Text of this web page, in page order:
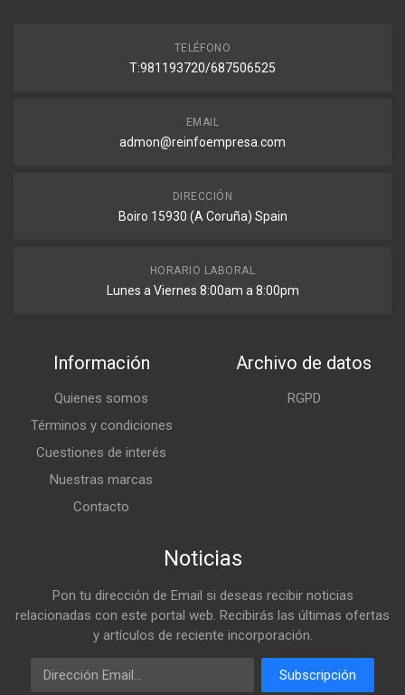
TELÉFONO
T:981193720/687506525
EMAIL
admon@reinfoempresa.com
DIRECCIÓN
Boiro 15930 (A Coruña) Spain
HORARIO LABORAL
Lunes a Viernes 8:00am a 8:00pm
Información
Quienes somos
Términos y condiciones
Cuestiones de interés
Nuestras marcas
Contacto
Archivo de datos
RGPD
Noticias
Pon tu dirección de Email si deseas recibir noticias
relacionadas con este portal web. Recibirás las últimas ofertas
y artículos de reciente incorporación.
Email
Subscripción